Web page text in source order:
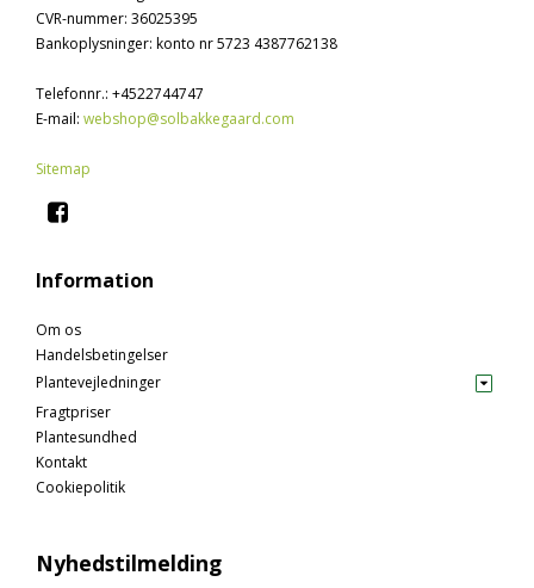
CVR-nummer: 36025395
Bankoplysninger: konto nr 5723 4387762138
Telefonnr.: +4522744747
E-mail: webshop@solbakkegaard.com
Sitemap
Information
Om os
Handelsbetingelser
Plantevejledninger
Fragtpriser
Plantesundhed
Kontakt
Cookiepolitik
Nyhedstilmelding